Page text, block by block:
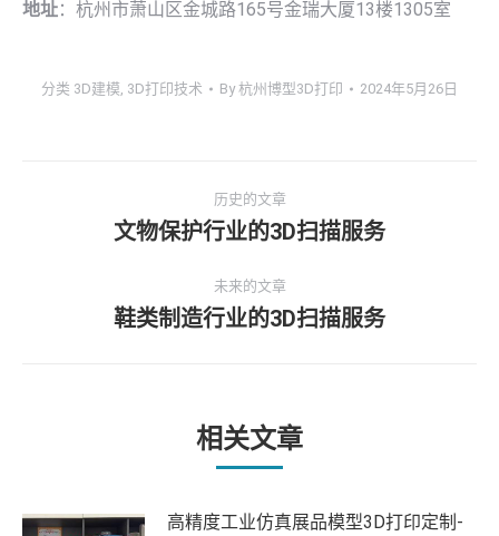
地址：杭州市萧山区金城路165号金瑞大厦13楼1305室
分类 3D建模, 3D打印技术 By杭州博型3D打印 2024年5月26日
历史的文章
历
的
文
文物保护行业的3D扫描服务
未来的文章
未
章：
鞋类制造行业的3D扫描服务
相关文章
高精度工业仿真展品模型3D打印定制-